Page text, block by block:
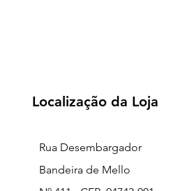
Localização da Loja
Rua Desembargador
Bandeira de Mello